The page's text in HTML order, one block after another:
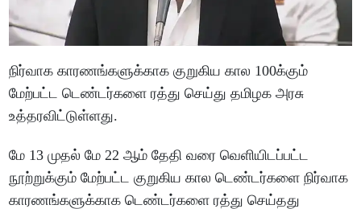
நிர்வாக காரணங்களுக்காக குறுகிய கால 100க்கும்
மேற்பட்ட டெண்டர்களை ரத்து செய்து தமிழக அரசு
உத்தரவிட்டுள்ளது.
மே 13 முதல் மே 22 ஆம் தேதி வரை வெளியிடப்பட்ட
நூற்றுக்கும் மேற்பட்ட குறுகிய கால டெண்டர்களை நிர்வாக
காரணங்களுக்காக டெண்டர்களை ரத்து செய்தது